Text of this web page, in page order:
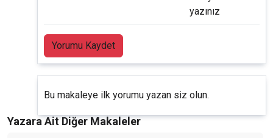
yazınız
Yorumu Kaydet
Bu makaleye ilk yorumu yazan siz olun.
Yazara Ait Diğer Makaleler